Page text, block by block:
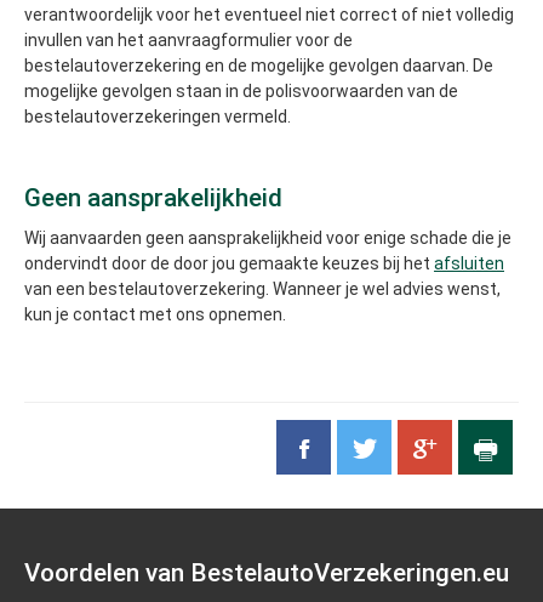
verantwoordelijk voor het eventueel niet correct of niet volledig
invullen van het aanvraagformulier voor de
bestelautoverzekering en de mogelijke gevolgen daarvan. De
mogelijke gevolgen staan in de polisvoorwaarden van de
bestelautoverzekeringen vermeld.
Geen aansprakelijkheid
Wij aanvaarden geen aansprakelijkheid voor enige schade die je
ondervindt door de door jou gemaakte keuzes bij het afsluiten
van een bestelautoverzekering. Wanneer je wel advies wenst,
kun je contact met ons opnemen.
Voordelen van BestelautoVerzekeringen.eu